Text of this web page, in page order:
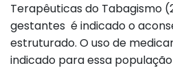
Terapêuticas do Tabagismo
gestantes é indicado o
estruturado. O uso de
indicado para essa